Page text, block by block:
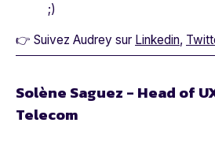
;)
👉 Suivez Audrey sur Linkedin,
Solène Saguez - Head of
Telecom